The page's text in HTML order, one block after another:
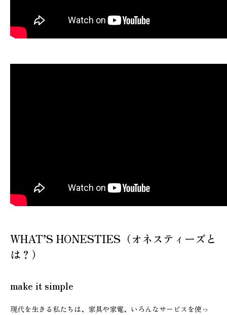
WHAT’S HONESTIES（オネスティーズと
は？）
make it simple
現代を生きる私たちは、家具や家電、いろんなサービスを使っ